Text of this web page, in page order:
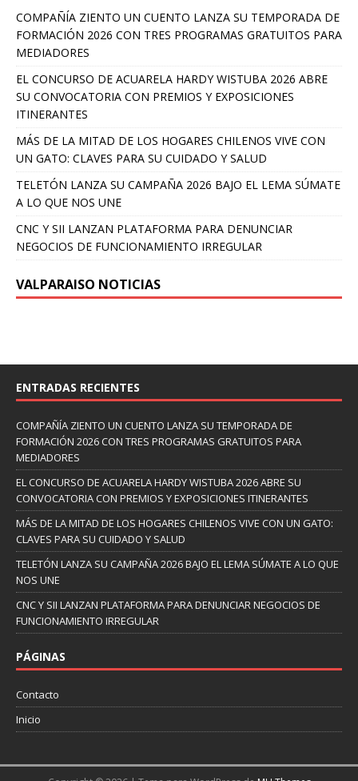
COMPAÑÍA ZIENTO UN CUENTO LANZA SU TEMPORADA DE
FORMACIÓN 2026 CON TRES PROGRAMAS GRATUITOS PARA
MEDIADORES
EL CONCURSO DE ACUARELA HARDY WISTUBA 2026 ABRE
SU CONVOCATORIA CON PREMIOS Y EXPOSICIONES
ITINERANTES
MÁS DE LA MITAD DE LOS HOGARES CHILENOS VIVE CON
UN GATO: CLAVES PARA SU CUIDADO Y SALUD
TELETÓN LANZA SU CAMPAÑA 2026 BAJO EL LEMA SÚMATE
A LO QUE NOS UNE
CNC Y SII LANZAN PLATAFORMA PARA DENUNCIAR
NEGOCIOS DE FUNCIONAMIENTO IRREGULAR
VALPARAISO NOTICIAS
ENTRADAS RECIENTES
COMPAÑÍA ZIENTO UN CUENTO LANZA SU TEMPORADA DE
FORMACIÓN 2026 CON TRES PROGRAMAS GRATUITOS PARA
MEDIADORES
EL CONCURSO DE ACUARELA HARDY WISTUBA 2026 ABRE SU
CONVOCATORIA CON PREMIOS Y EXPOSICIONES ITINERANTES
MÁS DE LA MITAD DE LOS HOGARES CHILENOS VIVE CON UN GATO:
CLAVES PARA SU CUIDADO Y SALUD
TELETÓN LANZA SU CAMPAÑA 2026 BAJO EL LEMA SÚMATE A LO QUE
NOS UNE
CNC Y SII LANZAN PLATAFORMA PARA DENUNCIAR NEGOCIOS DE
FUNCIONAMIENTO IRREGULAR
PÁGINAS
Contacto
Inicio